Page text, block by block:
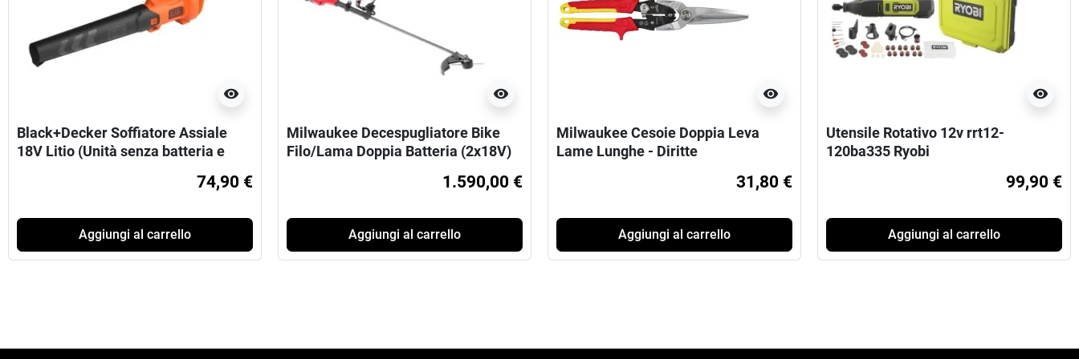
visibility
Black+Decker Soffiatore Assiale
18V Litio (Unità senza batteria e
74,90 €
Aggiungi al carrello
visibility
Milwaukee Decespugliatore Bike
Filo/Lama Doppia Batteria (2x18V)
1.590,00 €
Aggiungi al carrello
visibility
Milwaukee Cesoie Doppia Leva
Lame Lunghe - Diritte
31,80 €
Aggiungi al carrello
visibility
Utensile Rotativo 12v rrt12-
120ba335 Ryobi
99,90 €
Aggiungi al carrello